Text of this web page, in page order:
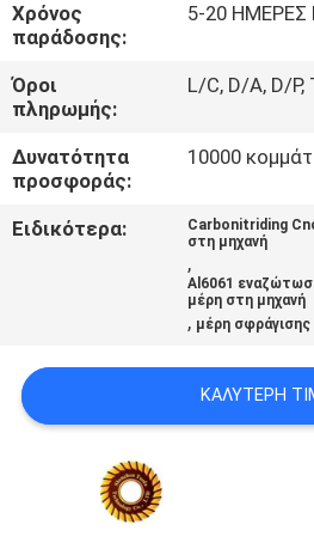
ΕΙΔΉΣΕΙΣ
ΜΙΑ
ΠΡΟΣΦΟΡΆ
ΙΣΤΟΣΕΛΊΔΑΣ
ΠΟΛΙΤΙΚΉ
ΑΠΟΡΡΉΤΟΥ
Χρόνος
παράδοσης:
5-20 ΗΜΕΡΕΣ
Όροι
πληρωμής:
L/C, D/A, D/
Δυνατότητα
προσφοράς:
10000
Ειδικότερα:
Carbonitriding
στη μηχανή
,
Al6061
μέρη στη μηχανή
, μέρη
ΚΑΛΎΤΕΡΗ